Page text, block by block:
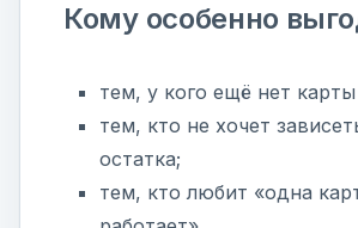
Кому особенно
тем, у кого ещё нет
тем, кто не хочет
остатка;
тем, кто любит «одна